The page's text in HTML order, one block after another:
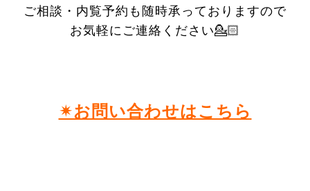
ご相談・内覧予約も随時承っておりますので
お気軽にご連絡ください💁🏻
✴︎お問い合わせはこちら